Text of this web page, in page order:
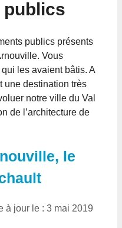
publics
publics présents
Vous
les avaient bâtis. A
une destination très
notre ville du Val
de l’architecture de
le
à jour le : 3 mai 2019